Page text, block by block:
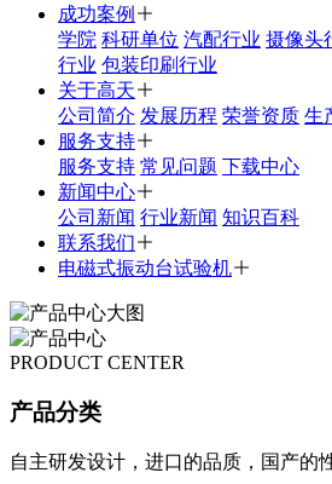
成功案例
学院 科研单位 汽配行业 摄像头
行业 包装印刷行业
关于高天
公司简介 发展历程 荣誉资质 生
服务支持
服务支持 常见问题 下载中心
新闻中心
公司新闻 行业新闻 知识百科
联系我们
电磁式振动台试验机
PRODUCT CENTER
产品分类
自主研发设计，进口的品质，国产的